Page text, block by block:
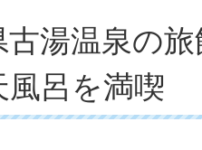
古湯温泉の
風呂を満喫